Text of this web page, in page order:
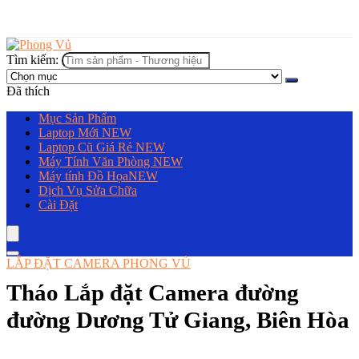
Tìm kiếm:
Đã thích
Mục Sản Phẩm
Laptop Mới NEW
Laptop Cũ Giá Rẻ NEW
Máy Tính Văn Phòng NEW
Máy tính Đồ HọaNEW
Dịch Vụ Sửa Chữa
Cài Đặt
LẮP ĐẶT CAMERA PHONG VỦ
Tháo Lắp đặt Camera đường
đường Dương Tử Giang, Biên Hòa